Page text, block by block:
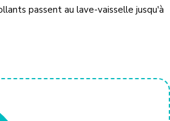
passent au lave-vaisselle jusqu'à